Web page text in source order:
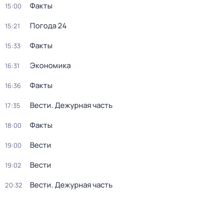
15:00 Факты
15:21 Погода 24
15:33 Факты
16:31 Экономика
16:36 Факты
17:35 Вести. Дежурная часть
18:00 Факты
19:00 Вести
19:02 Вести
20:32 Вести. Дежурная часть